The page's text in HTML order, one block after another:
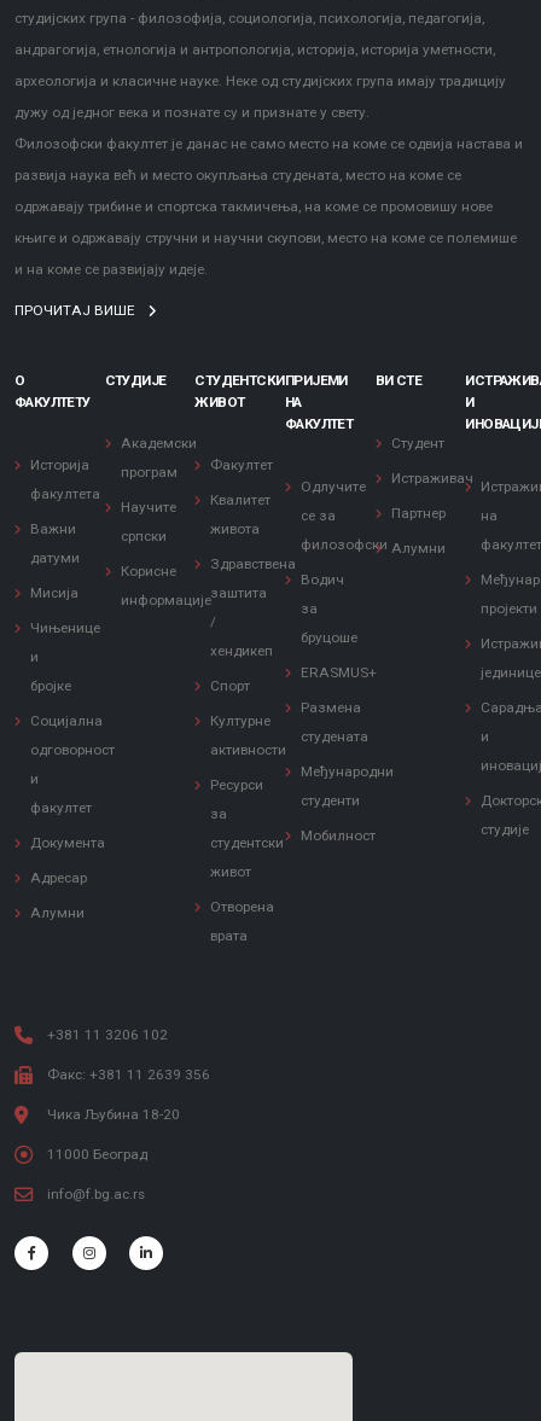
студијских група - филозофија, социологија, психологија, педагогија,
андрагогија, етнологија и антропологија, историја, историја уметности,
археологија и класичне науке. Неке од студијских група имају традицију
дужу од једног века и познате су и признате у свету.
Филозофски факултет је данас не само место на коме се одвија настава и
развија наука већ и место окупљања студената, место на коме се
одржавају трибине и спортска такмичења, на коме се промовишу нове
књиге и одржавају стручни и научни скупови, место на коме се полемише
и на коме се развијају идеје.
ПРОЧИТАЈ ВИШЕ
О
ФАКУЛТЕТУ
Историја
факултета
Важни
датуми
Мисија
Чињенице
и
бројке
Социјална
одговорност
и
факултет
Документа
Адресар
Алумни
СТУДИЈЕ
Академски
програм
Научите
српски
Корисне
информације
СТУДЕНТСКИ
ЖИВОТ
Факултет
Квалитет
живота
Здравствена
заштита
/
хендикеп
Спорт
Културне
активности
Ресурси
за
студентски
живот
Отворена
врата
ПРИЈЕМИ
НА
ФАКУЛТЕТ
Одлучите
се за
филозофски
Водич
за
бруцоше
ERASMUS+
Размена
студената
Међународни
студенти
Мобилност
ВИ СТЕ
Студент
Истраживач
Партнер
Алумни
И
на
пројекти
јединице
и
студије
+381 11 3206 102
Факс: +381 11 2639 356
Чика Љубина 18-20
11000 Београд
info@f.bg.ac.rs